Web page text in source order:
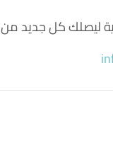
ليصلك كل جديد من